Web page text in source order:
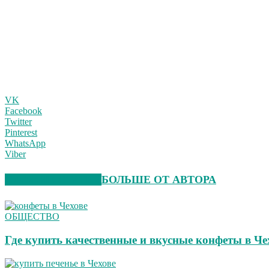
VK
Facebook
Twitter
Pinterest
WhatsApp
Viber
БОЛЬШЕ ОТ АВТОРА
ОБЩЕСТВО
Где купить качественные и вкусные конфеты в